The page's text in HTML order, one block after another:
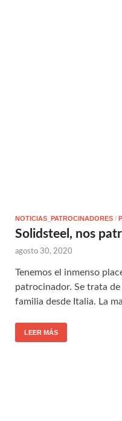
NOTICIAS_PATROCINADORES /
Solidsteel, nos
agosto 30, 2020
Tenemos el inmenso
patrocinador. Se trata
familia desde Italia. La
LEER MÁS